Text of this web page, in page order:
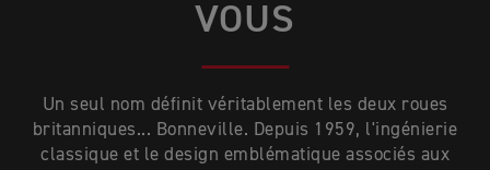
VOUS
Un seul nom définit véritablement les deux roues
britanniques... Bonneville. Depuis 1959, l'ingénierie
classique et le design emblématique associés aux